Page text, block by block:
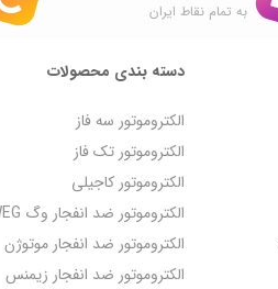
به تمام نقاط ایران
دسته بندی محصولات
الکتروموتور سه فاز
الکتروموتور تک فاز
الکتروموتور کاجیلی
الکتروموتور ضد انفجار وگ WEG
الکتروموتور ضد انفجار موتوژن
الکتروموتور ضد انفجار زیمنس